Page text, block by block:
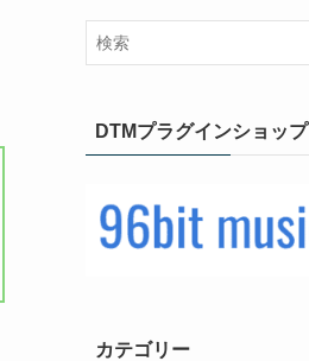
DTMプラグインショップ
カテゴリー